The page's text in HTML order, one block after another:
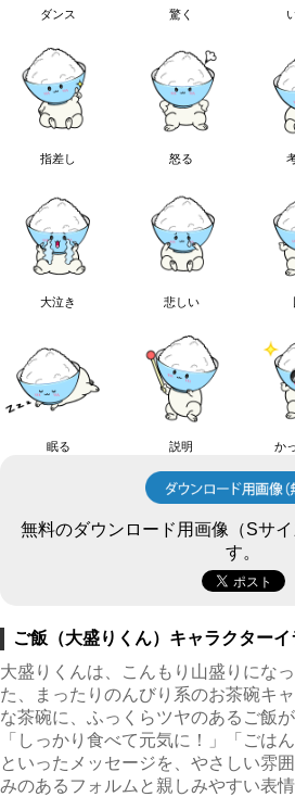
ダンス 驚く
指差し 怒る
大泣き 悲しい
眠る 説明 か
無料のダウンロード用画像（Sサ
す。
ご飯（大盛りくん）キャラクター
大盛りくんは、こんもり山盛りにな
た、まったりのんびり系のお茶碗キ
な茶碗に、ふっくらツヤのあるご飯
「しっかり食べて元気に！」「ごは
といったメッセージを、やさしい雰
みのあるフォルムと親しみやすい表